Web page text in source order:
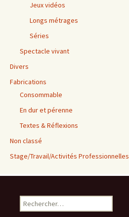
Jeux vidéos
Longs métrages
Séries
Spectacle vivant
Divers
Fabrications
Consommable
En dur et pérenne
Textes & Réflexions
Non classé
Stage/Travail/Activités Professionnelles
Rechercher :